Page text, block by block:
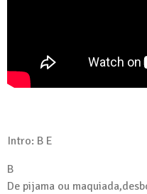
Intro: B E
B
De pijama ou